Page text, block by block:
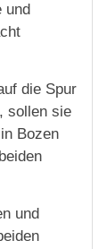
und
die Spur
sollen sie
Bozen
und